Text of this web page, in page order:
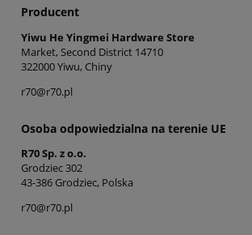
Producent
Yiwu He Yingmei Hardware Store
Market, Second District 14710
322000 Yiwu, Chiny
r70@r70.pl
Osoba odpowiedzialna na terenie UE
R70 Sp. z o.o.
Grodziec 302
43-386 Grodziec, Polska
r70@r70.pl